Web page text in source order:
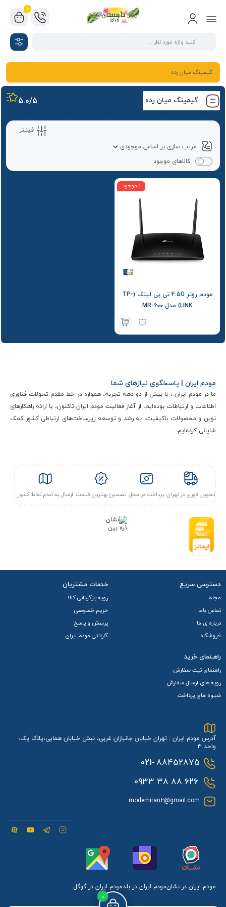
0
گیمینگ میان رده
گیمینگ میان رده 5.0/5
فیلـتر
کالاهای موجود
ناموجود
مودم روتر 4.5G تی پی لینک (TP-
LINK) مدل MR-600
0
مودم ایران | پاسخگوی نیازهای شما
ما در مودم ایران ، با بیش از دو دهه تجربه، همواره در خط مقدم تحولات فناوری
اطلاعات و ارتباطات بوده‌ایم. از آغاز فعالیت مودم ایران تاکنون، با ارائه راهکارهای
نوین و محصولات باکیفیت، به رشد و توسعه زیرساخت‌های ارتباطی کشور کمک
شایانی کرده‌ایم.
تحویل فوری در تهران پرداخت در محل تضمین بهترین قیمت ارسال به تمام نقاط کشور
دسترسی سریع
مجله
تماس باما
درباره ی ما
فروشگاه
خدمات مشتریان
رویه بازگردانی کالا
حریم خصوصی
پرسش و پاسخ
گارانتی مودم ایران
راهـنمای خرید
راهنمای ثبت سفارش
رویه های ارسال سفارش
شیوه های پرداخت
آدرس مودم ایران : تهران خیابان جانبازان غربی، نبش خیابان همایی،پلاک یک،
واحد 3
021-88452875
626
88 38 0933
modemiran2@gmail.com
مودم ایران در نشانمودم ایران در بلدمودم ایران در گوگل